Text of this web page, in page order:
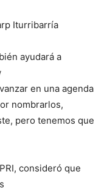
Iturribarría
ayudará a
en una agenda
nombrarlos,
pero tenemos que
consideró que